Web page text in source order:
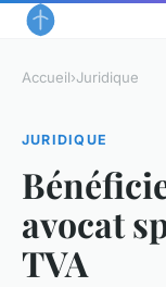
Accueil›Juridique
JURIDIQUE
avocat
TVA